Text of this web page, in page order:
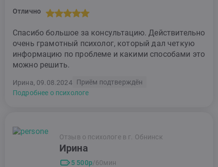
Отлично
Спасибо большое за консультацию. Действительно
очень грамотный психолог, который дал четкую
информацию по проблеме и какими способами это
можно решить.
Ирина, 09.08.2024 Приём подтверждён
Подробнее о психологе
Отзыв о психологе в г. Обнинск
Ирина
5 500р/60мин